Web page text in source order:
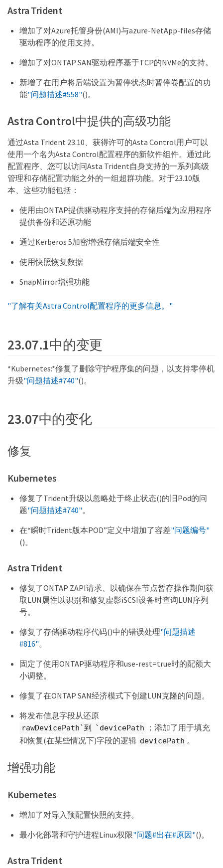
Astra Trident
增加了对Azure托管身份(AMI)与azure-NetApp-files存储
驱动程序的使用支持。
增加了对ONTAP SAN驱动程序基于TCP的NVMe的支持。
新增了在用户将后端设置为暂停状态时暂停卷配置的功
能"问题描述#558"()。
Astra Control中提供的高级功能
通过Asta Trident 23.10、获得许可的Asta Control用户可以
使用一个名为Asta Control配置程序的新软件组件。通过此
配置程序、您可以访问Asta Trident自身支持的一系列高级
管理和存储配置功能之外的一组超群功能。对于23.10版
本、这些功能包括：
使用由ONTAP提供驱动程序支持的存储后端为应用程序
提供备份和还原功能
通过Kerberos 5加密增强存储后端安全性
使用快照恢复数据
SnapMirror增强功能
"了解有关Astra Control配置程序的更多信息。"
23.07.1中的变更
*Kubernetes:*修复了删除守护程序集的问题，以支持零停机
升级"问题描述#740"()。
23.07中的变化
修复
Kubernetes
修复了Trident升级以忽略处于终止状态()的旧Pod的问
题"问题描述#740"。
在“瞬时Trident版本POD”定义中增加了容差"问题编号"
()。
Astra Trident
修复了ONTAP ZAPI请求、以确保在节点暂存操作期间获
取LUN属性以识别和修复虚影iSCSI设备时查询LUN序列
号。
修复了存储驱动程序代码()中的错误处理"问题描述
#816"。
固定了使用ONTAP驱动程序和use-rest=true时的配额大
小调整。
修复了在ONTAP SAN经济模式下创建LUN克隆的问题。
将发布信息字段从还原
rawDevicePath`到 `devicePath
；添加了用于填充
和恢复(在某些情况下)字段的逻辑 devicePath 。
增强功能
Kubernetes
增加了对导入预配置快照的支持。
最小化部署和守护进程Linux权限"问题#出在#原因"()。
Astra Trident